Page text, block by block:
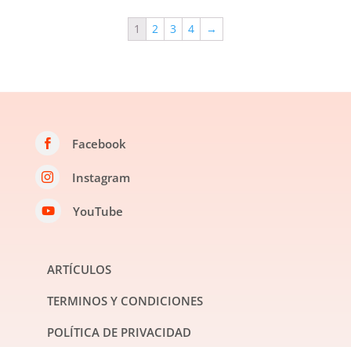
1 2 3 4 →
 Facebook
 Instagram
 YouTube
ARTÍCULOS
TERMINOS Y CONDICIONES
POLÍTICA DE PRIVACIDAD